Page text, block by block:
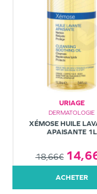
URIAGE
DERMATOLOGIE
XÉMOSE HUILE
APAISANTE 1L
18,66€
ACHETER